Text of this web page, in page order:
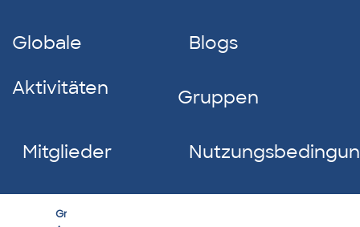
Globale
Aktivitäten
Blogs
Gruppen
Mitglieder
Group